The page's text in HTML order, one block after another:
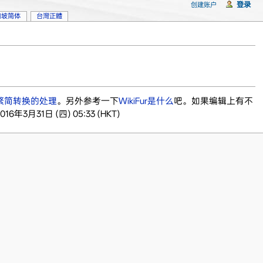
简转换的处理。另外参考一下WikiFur是什么吧。如果编辑上有不
年3月31日 (四) 05:33 (HKT)
简体 台灣正體
创建账户 登录